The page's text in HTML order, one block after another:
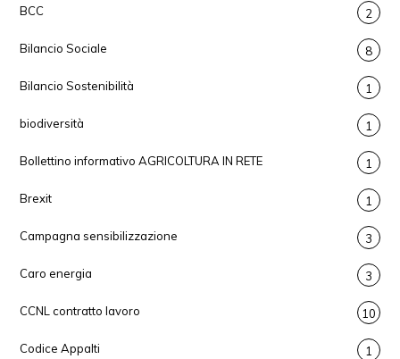
BCC 2
Bilancio Sociale 8
Bilancio Sostenibilità 1
biodiversità 1
Bollettino informativo AGRICOLTURA IN RETE 1
Brexit 1
Campagna sensibilizzazione 3
Caro energia 3
CCNL contratto lavoro 10
Codice Appalti 1